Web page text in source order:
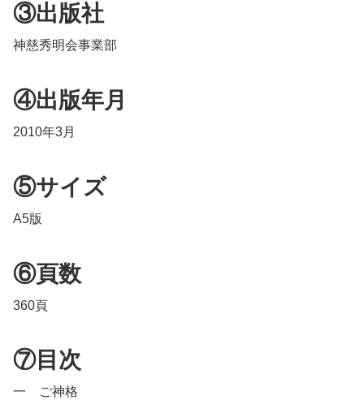
③出版社
神慈秀明会事業部
④出版年月
2010年3月
⑤サイズ
A5版
⑥頁数
360頁
⑦目次
一 ご神格